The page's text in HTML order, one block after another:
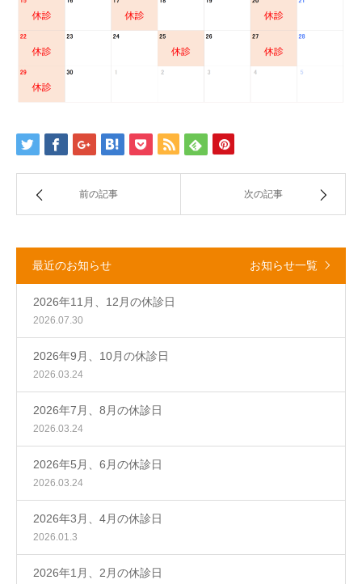
前の記事 次の記事
最近のお知らせ お知らせ一覧
2026年11月、12月の休診日
2026.07.30
2026年9月、10月の休診日
2026.03.24
2026年7月、8月の休診日
2026.03.24
2026年5月、6月の休診日
2026.03.24
2026年3月、4月の休診日
2026.01.3
2026年1月、2月の休診日